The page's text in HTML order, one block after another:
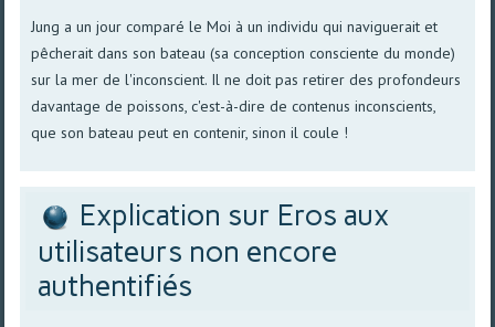
Jung a un jour comparé le Moi à un individu qui naviguerait et
pêcherait dans son bateau (sa conception consciente du monde)
sur la mer de l'inconscient. Il ne doit pas retirer des profondeurs
davantage de poissons, c'est-à-dire de contenus inconscients,
que son bateau peut en contenir, sinon il coule !
Explication sur Eros aux
utilisateurs non encore
authentifiés